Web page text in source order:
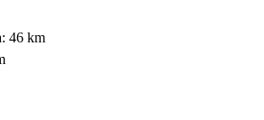
46 km